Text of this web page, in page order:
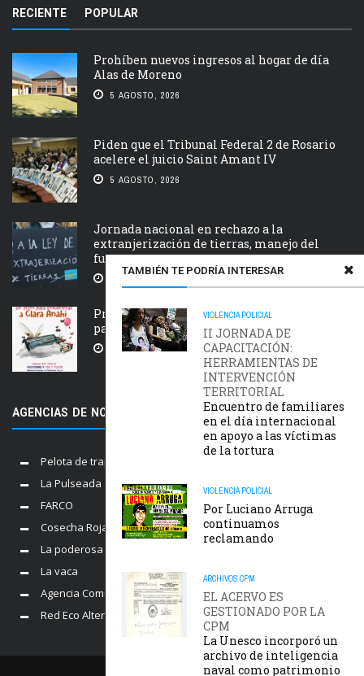
TAMBIÉN TE PODRÍA INTERESAR
VIOLENCIA POLICIAL
II JORNADA DE
CAPACITACIÓN:
HERRAMIENTAS DE
INTERVENCIÓN
TERRITORIAL
Encuentro de familiares
en el día internacional
en apoyo a las víctimas
de la tortura
VIOLENCIA POLICIAL
Por Luciano Arruga
continuamos
reclamando
ARCHIVOS CPM
EL ACERVO ES
GESTIONADO POR LA
CPM
La Unesco incorporó un
archivo de inteligencia
naval como patrimonio
RECIENTE POPULAR
Prohíben nuevos ingresos al hogar de día
Alas de Moreno
5 AGOSTO, 2026
Piden que el Tribunal Federal 2 de Rosario
acelere el juicio Saint Amant IV
5 AGOSTO, 2026
Jornada nacional en rechazo a la
extranjerización de tierras, manejo del
fuego y desalojos
Próxima estación: un tren de ida y vuelta
para Clara Anahí
5 AGOSTO, 2026
AGENCIAS DE NOTICIAS AMIGAS
Pelota de trapo
La Pulseada
FARCO
Cosecha Roja
La poderosa
La vaca
Agencia Comunica
Red Eco Alternativo